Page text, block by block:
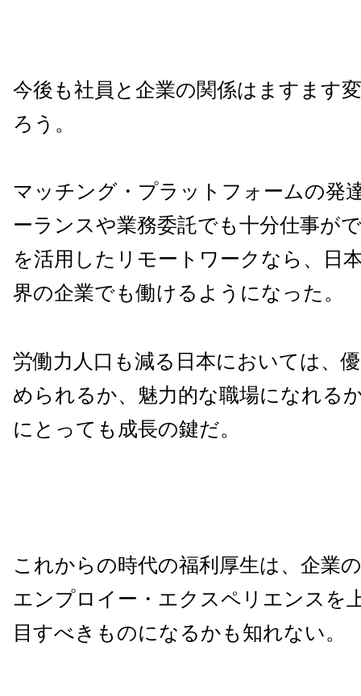
今後も社員と企業の関係はますます
ろう。
マッチング・プラットフォームの発
ーランスや業務委託でも十分仕事が
を活用したリモートワークなら、日
界の企業でも働けるようになった。
労働力人口も減る日本においては、
められるか、魅力的な職場になれる
にとっても成長の鍵だ。
これからの時代の福利厚生は、企業
エンプロイー・エクスペリエンスを
目すべきものになるかも知れない。